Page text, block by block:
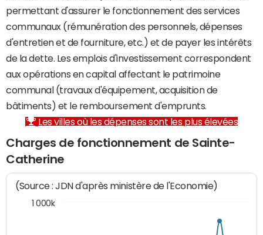
permettant d'assurer le fonctionnement des services
communaux (rémunération des personnels, dépenses
d'entretien et de fourniture, etc.) et de payer les intérêts
de la dette. Les emplois d'investissement correspondent
aux opérations en capital affectant le patrimoine
communal (travaux d'équipement, acquisition de
bâtiments) et le remboursement d'emprunts.
Les villes où les dépenses sont les plus élevées
Charges de fonctionnement de Sainte-
Catherine
(Source : JDN d'après ministère de l'Economie)
1 000k